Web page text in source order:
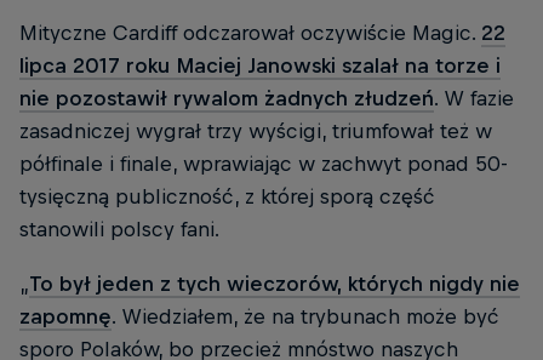
Mityczne Cardiff odczarował oczywiście Magic. 22
lipca 2017 roku Maciej Janowski szalał na torze i
nie pozostawił rywalom żadnych złudzeń. W fazie
zasadniczej wygrał trzy wyścigi, triumfował też w
półfinale i finale, wprawiając w zachwyt ponad 50-
tysięczną publiczność, z której sporą część
stanowili polscy fani.
„To był jeden z tych wieczorów, których nigdy nie
zapomnę. Wiedziałem, że na trybunach może być
sporo Polaków, bo przecież mnóstwo naszych